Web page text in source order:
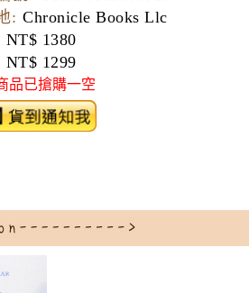
: Chronicle Books Llc
NT$ 1380
NT$ 1299
品已搶購一空